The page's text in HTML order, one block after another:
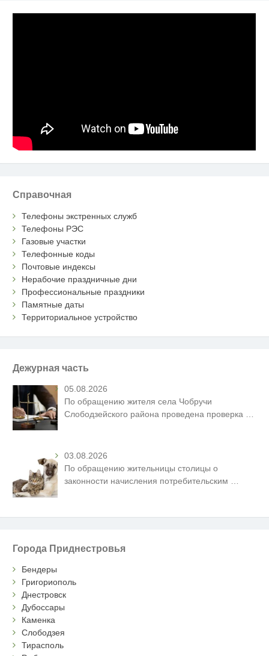
Справочная
Телефоны экстренных служб
Телефоны РЭС
Газовые участки
Телефонные коды
Почтовые индексы
Нерабочие праздничные дни
Профессиональные праздники
Памятные даты
Территориальное устройство
Дежурная часть
05.08.2026
По обращению жителя села Чобручи
Слободзейского района проведена проверка
03.08.2026
По обращению жительницы столицы о
законности начисления потребительским …
Города Приднестровья
Бендеры
Григориополь
Днестровск
Дубоссары
Каменка
Слободзея
Тирасполь